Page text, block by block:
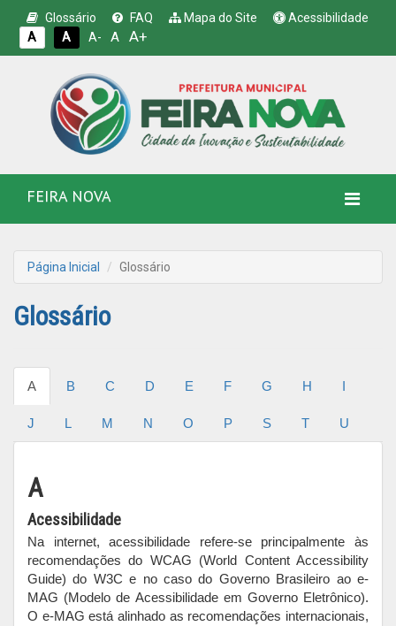
Glossário FAQ Mapa do Site
Acessibilidade
A
A A- A A+
FEIRA NOVA
Página Inicial Glossário
Glossário
A B C D E F G H I
J L M N O P S T U
A
Acessibilidade
Na internet, acessibilidade refere-se principalmente às
recomendações do WCAG (World Content Accessibility
Guide) do W3C e no caso do Governo Brasileiro ao e-
MAG (Modelo de Acessibilidade em Governo Eletrônico).
O e-MAG está alinhado as recomendações internacionais,